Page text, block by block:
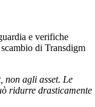
e verifiche
di Transdigm
non agli asset. Le
ridurre drasticamente